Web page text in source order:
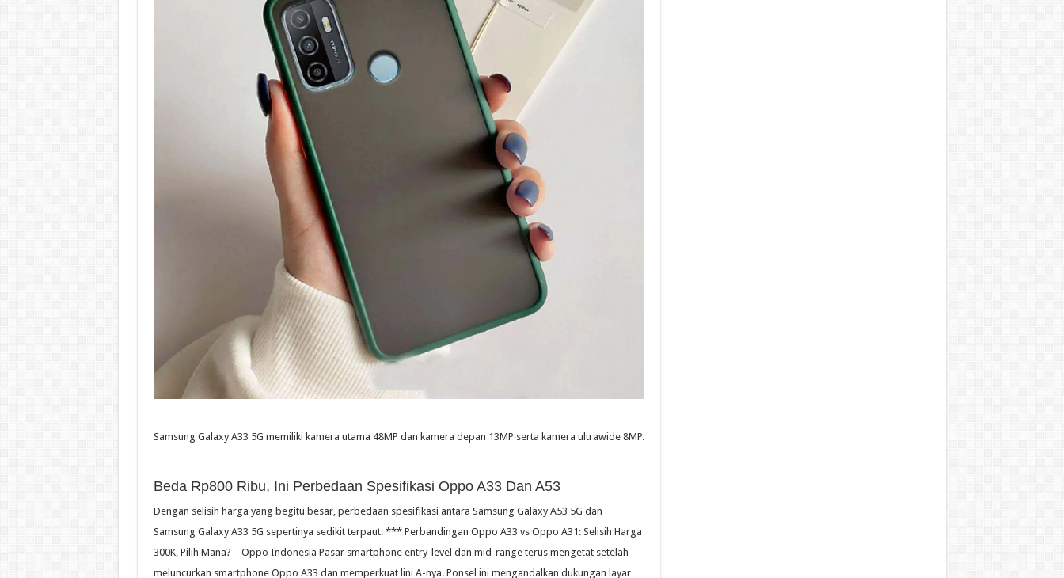
Samsung Galaxy A33 5G memiliki kamera utama 48MP dan kamera depan 13MP serta kamera ultrawide 8MP.
Beda Rp800 Ribu, Ini Perbedaan Spesifikasi Oppo A33 Dan A53
Dengan selisih harga yang begitu besar, perbedaan spesifikasi antara Samsung Galaxy A53 5G dan
Samsung Galaxy A33 5G sepertinya sedikit terpaut. *** Perbandingan Oppo A33 vs Oppo A31: Selisih Harga
300K, Pilih Mana? – Oppo Indonesia Pasar smartphone entry-level dan mid-range terus mengetat setelah
meluncurkan smartphone Oppo A33 dan memperkuat lini A-nya. Ponsel ini mengandalkan dukungan layar